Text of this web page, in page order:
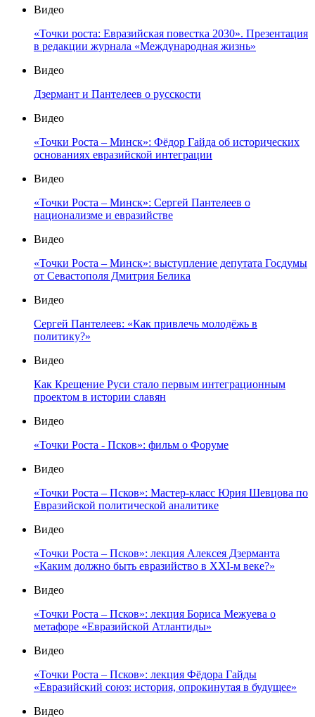
Видео
«Точки роста: Евразийская повестка 2030». Презентация
в редакции журнала «Международная жизнь»
Видео
Дзермант и Пантелеев о русскости
Видео
«Точки Роста – Минск»: Фёдор Гайда об исторических
основаниях евразийской интеграции
Видео
«Точки Роста – Минск»: Сергей Пантелеев о
национализме и евразийстве
Видео
«Точки Роста – Минск»: выступление депутата Госдумы
от Севастополя Дмитрия Белика
Видео
Сергей Пантелеев: «Как привлечь молодёжь в
политику?»
Видео
Как Крещение Руси стало первым интеграционным
проектом в истории славян
Видео
«Точки Роста - Псков»: фильм о Форуме
Видео
«Точки Роста – Псков»: Мастер-класс Юрия Шевцова по
Евразийской политической аналитике
Видео
«Точки Роста – Псков»: лекция Алексея Дзерманта
«Каким должно быть евразийство в XXI-м веке?»
Видео
«Точки Роста – Псков»: лекция Бориса Межуева о
метафоре «Евразийской Атлантиды»
Видео
«Точки Роста – Псков»: лекция Фёдора Гайды
«Евразийский союз: история, опрокинутая в будущее»
Видео